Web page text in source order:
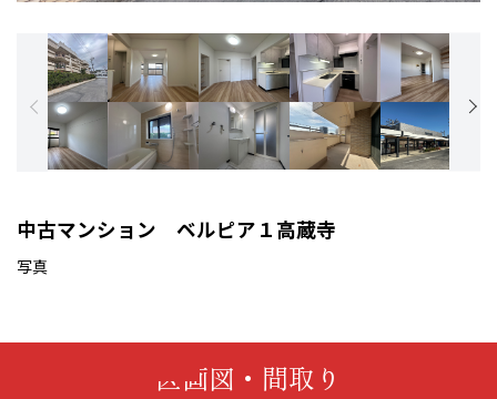
中古マンション ベルピア１高蔵寺
写真
区画図・間取り